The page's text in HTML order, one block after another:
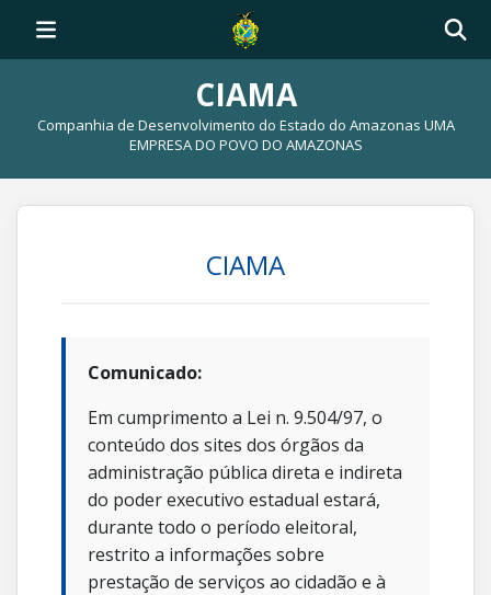
CIAMA
Companhia de Desenvolvimento do Estado do Amazonas UMA
EMPRESA DO POVO DO AMAZONAS
CIAMA
Comunicado:
Em cumprimento a Lei n. 9.504/97, o
conteúdo dos sites dos órgãos da
administração pública direta e indireta
do poder executivo estadual estará,
durante todo o período eleitoral,
restrito a informações sobre
prestação de serviços ao cidadão e à